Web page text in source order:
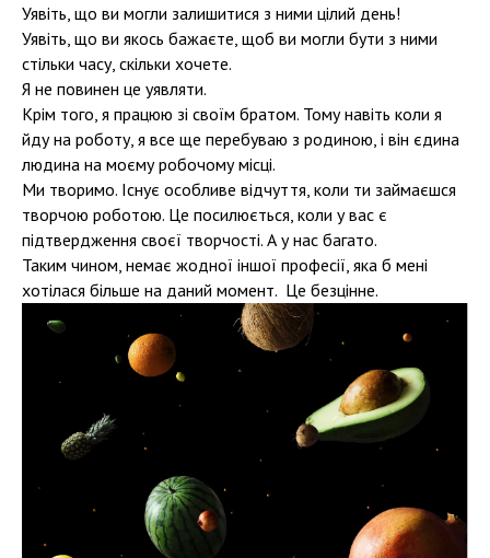
Уявіть, що ви могли залишитися з ними цілий день!
Уявіть, що ви якось бажаєте, щоб ви могли бути з ними
стільки часу, скільки хочете.
Я не повинен це уявляти.
Крім того, я працюю зі своїм братом. Тому навіть коли я
йду на роботу, я все ще перебуваю з родиною, і він єдина
людина на моєму робочому місці.
Ми творимо. Існує особливе відчуття, коли ти займаєшся
творчою роботою. Це посилюється, коли у вас є
підтвердження своєї творчості. А у нас багато.
Таким чином, немає жодної іншої професії, яка б мені
хотілася більше на даний момент. Це безцінне.